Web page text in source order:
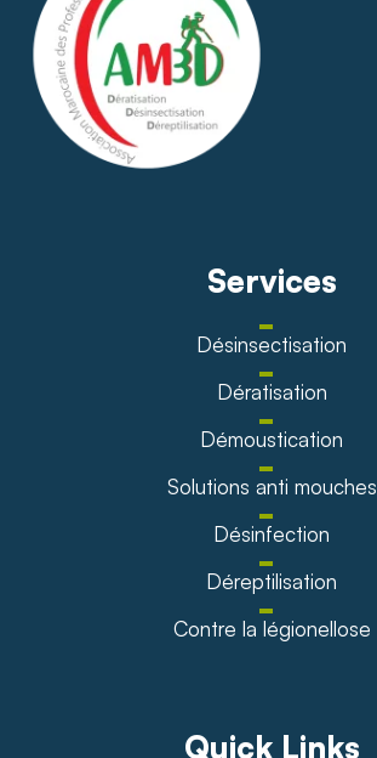
Services
Désinsectisation
Dératisation
Démoustication
Solutions anti mouches
Désinfection
Déreptilisation
Contre la légionellose
Quick Links